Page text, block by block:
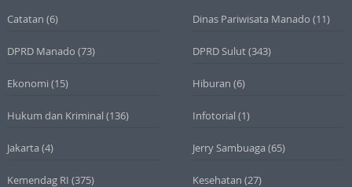
Catatan (6) Dinas Pariwisata Manado (11)
DPRD Manado (73) DPRD Sulut(343)
Ekonomi (15) Hiburan (6)
Hukum dan Kriminal (136) Infotorial (1)
Jakarta (4) Jerry Sambuaga (65)
Kemendag RI (375) Kesehatan (27)